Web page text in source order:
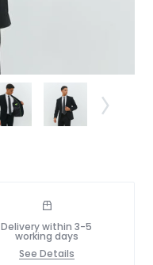
Delivery within 3-5
working days
See Details